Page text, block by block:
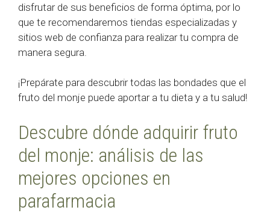
disfrutar de sus beneficios de forma óptima, por lo
que te recomendaremos tiendas especializadas y
sitios web de confianza para realizar tu compra de
manera segura.
¡Prepárate para descubrir todas las bondades que el
fruto del monje puede aportar a tu dieta y a tu salud!
Descubre dónde adquirir fruto
del monje: análisis de las
mejores opciones en
parafarmacia